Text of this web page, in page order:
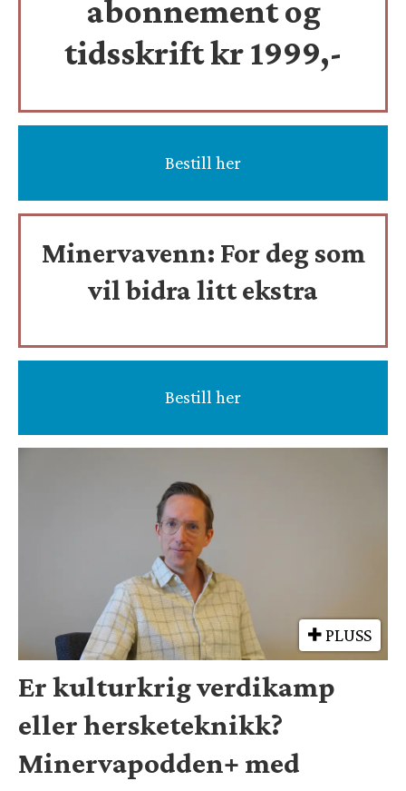
abonnement og
tidsskriftkr 1999,-
Bestill her
Minervavenn: For deg som
vil bidra litt ekstra
Bestill her
PLUSS
Er kulturkrig verdikamp
eller hersketeknikk?
Minervapodden+ med